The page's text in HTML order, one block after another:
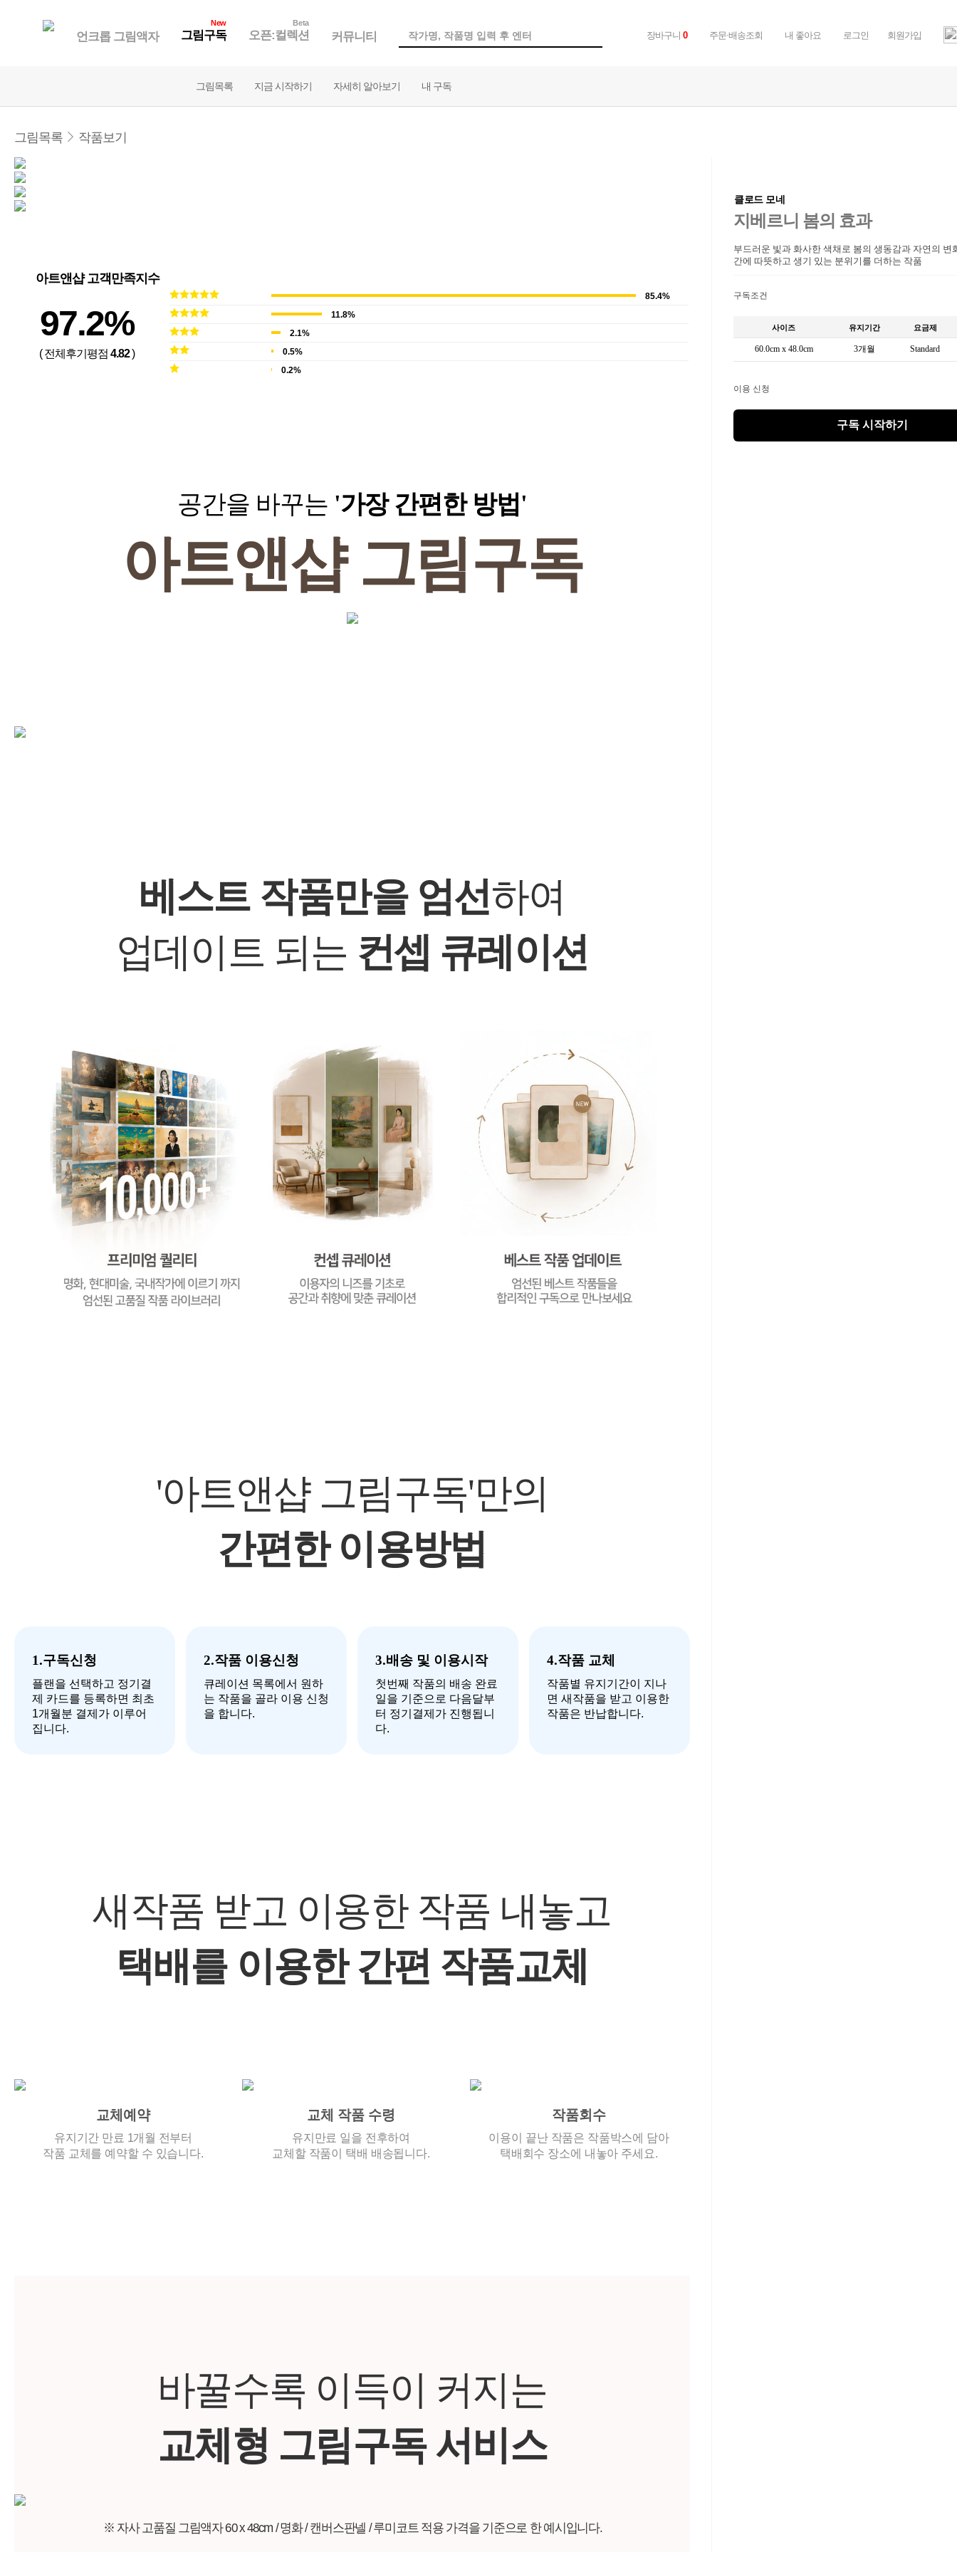
언크롭 그림액자
New
그림구독
Beta
오픈:컬렉션 커뮤니티 장바구니 0 주문·배송조회 내 좋아요 로그인 회원가입
그림목록 지금 시작하기 자세히 알아보기 내 구독
그림목록 작품보기
아트앤샵 고객만족지수
97.2%
( 전체후기평점 4.82)
85.4%
11.8%
2.1%
0.5%
0.2%
공간을 바꾸는 '가장 간편한 방법'
아트앤샵 그림구독
베스트 작품만을 엄선하여
업데이트 되는 컨셉 큐레이션
'아트앤샵 그림구독'만의
간편한 이용방법
1.구독신청
플랜을 선택하고 정기결
제 카드를 등록하면 최초
1개월분 결제가 이루어
집니다.
2.작품 이용신청
큐레이션 목록에서 원하
는 작품을 골라 이용 신청
을 합니다.
3.배송 및 이용시작
첫번째 작품의 배송 완료
일을 기준으로 다음달부
터 정기결제가 진행됩니
다.
4.작품 교체
작품별 유지기간이 지나
면 새작품을 받고 이용한
작품은 반납합니다.
새작품 받고 이용한 작품 내놓고
택배를 이용한 간편 작품교체
교체예약
유지기간 만료 1개월 전부터
작품 교체를 예약할 수 있습니다.
교체 작품 수령
유지만료 일을 전후하여
교체할 작품이 택배 배송됩니다.
작품회수
이용이 끝난 작품은 작품박스에 담아
택배회수 장소에 내놓아 주세요.
바꿀수록 이득이 커지는
교체형 그림구독 서비스
※ 자사 고품질 그림액자 60 x 48cm / 명화 / 캔버스판넬 / 루미코트 적용 가격을 기준으로 한 예시입니다.
클로드 모네
지베르니 봄의 효과
부드러운 빛과 화사한 색채로 봄의 생동감과 자연의 변
간에 따뜻하고 생기 있는 분위기를 더하는 작품
구독조건
사이즈 유지기간 요금제
60.0cm x 48.0cm 3개월 Standard
이용 신청
구독 시작하기